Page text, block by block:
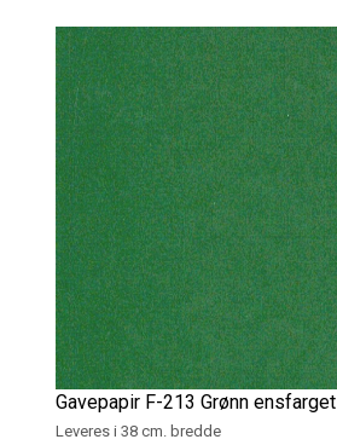
Gavepapir F-213 Grønn ensfarget
Leveres i 38 cm. bredde